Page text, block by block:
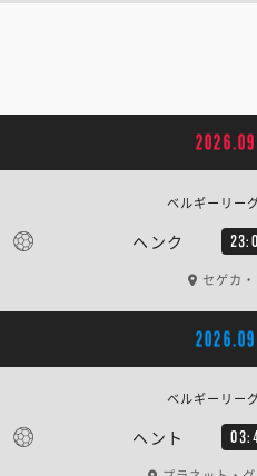
ヘンク
ベルギーリ
セゲカ
ヘント
ベルギーリ